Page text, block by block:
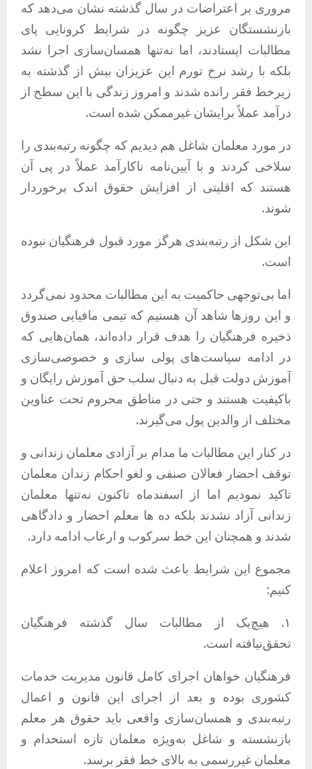
مروری بر اعتراضات در سال گذشته نشان می‌دهد که
بازنشستگان عزیز چگونه در شرایط کرونایی پای
مطالبات ایستادند، اما نه‌تنها همسان‌سازی اجرا نشد
بلکه با رشد نرخ تورم این عزیزان بیش از گذشته به
زیرخط فقر رانده شدند و امروز زندگی با این سطح از
درآمد عملاً برایشان غیرممکن شده است.
در مورد معلمان شاغل هم دیدیم که چگونه رتبه‌بندی را
سلاخی کردند و با آیین‌نامه ناکارآمد عملاً در پی آن
هستند که اقلیتی از افزایش حقوق اندک برخوردار
شوند.
این شکل از رتبه‌بندی هرگز مورد قبول فرهنگیان نبوده
است.
اما بی‌توجهی حاکمیت به این مطالبات محدود نمی‌گردد
و این روزها شاهد آن هستیم که تیمی مافیایی صندوق
ذخیره فرهنگیان را هدف قرار داده‌اند، همان‌هایی که
در ادامه سیاست‌های پولی سازی و خصوصی‌سازی
آموزش دولت قبل به دنبال سلب حق آموزش رایگان و
باکیفیت هستند و حتی در مناطق محروم تحت عناوین
مختلف از والدین پول می‌گیرند.
در کنار این مطالبات ما مدام بر آزادی معلمان زندانی و
توقف احضار فعالان صنفی و لغو احکام زندان معلمان
تاکید نمودیم اما از اسفندماه تاکنون نه‌تنها معلمان
زندانی آزاد نشدند بلکه ده ها معلم احضار و دادگاهی
شدند و همچنان این خط سرکوب و ارعاب ادامه دارد.
مجموع این شرایط باعث شده است که امروز اعلام
کنیم:
۱. هیچ‌یک از مطالبات سال گذشته فرهنگیان
تحقق‌نیافته است.
فرهنگیان خواهان اجرای کامل قانون مدیریت خدمات
کشوری بوده و بعد از اجرای این قانون و اعمال
رتبه‌بندی و همسان‌سازی واقعی باید حقوق هر معلم
بازنشسته و شاغل به‌ویژه معلمان تازه استخدام و
معلمان غیررسمی به بالای خط فقر برسد.